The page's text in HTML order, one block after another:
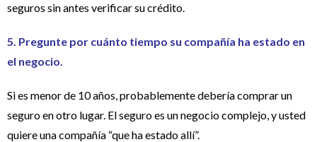
seguros sin antes verificar su crédito.
5. Pregunte por cuánto tiempo su compañía ha estado en
el negocio.
Si es menor de 10 años, probablemente debería comprar un
seguro en otro lugar. El seguro es un negocio complejo, y usted
quiere una compañía “que ha estado allí”.